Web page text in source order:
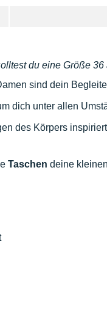
du eine Größe
sind dein
dich unter allen
des Körpers
Taschen deine